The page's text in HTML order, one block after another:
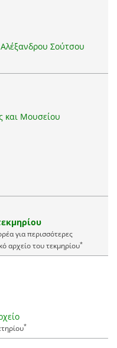
Σούτσου
και Μουσείου
για περισσότερες
αρχείο του τεκμηρίου*
*